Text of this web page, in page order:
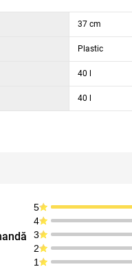
37 cm
Plastic
40 l
40 l
5
4
3
2
1